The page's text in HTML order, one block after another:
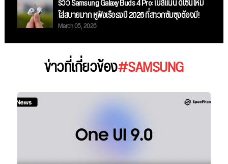
ใส่สบายมาก หูฟังเรือธงปี 2026 ที่สาวกซัมซุงต้องมี!
March 05, 2026
ข่าวที่เกี่ยวข้อง#SAMSUNG